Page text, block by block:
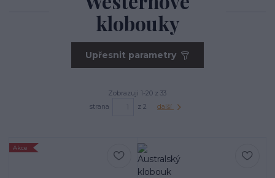
klobouky
Upřesnit parametry
Zobrazuji 1-20 z 33
strana
z 2 další
Akce